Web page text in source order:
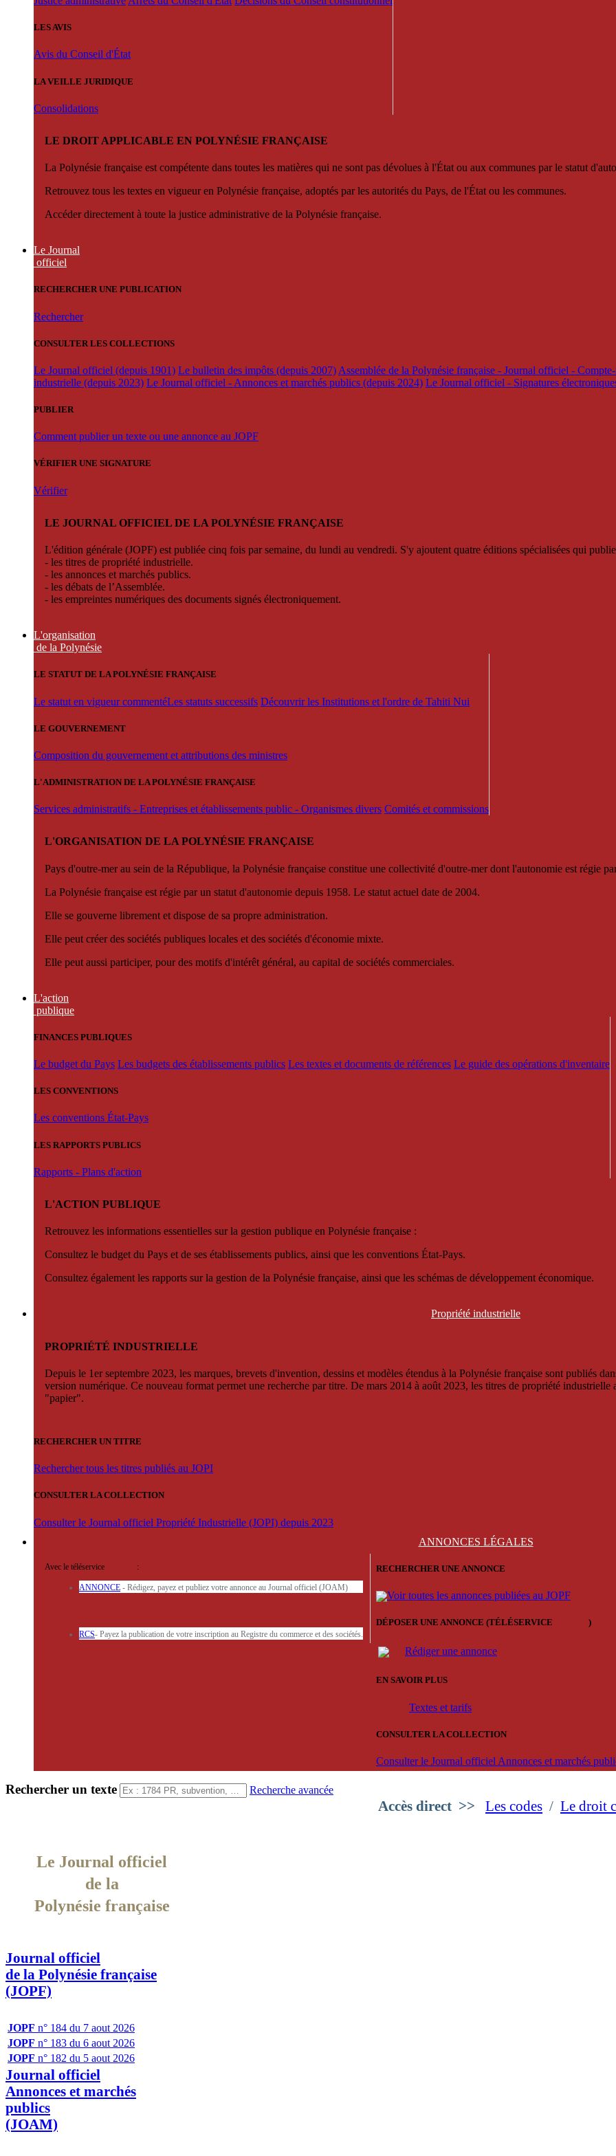
LES AVIS
Avis du Conseil d'État
LA VEILLE JURIDIQUE
Consolidations
LE DROIT APPLICABLE EN POLYNÉSIE FRANÇAISE
La Polynésie française est compétente dans toutes les matières qui ne sont pas dévolues à l'État ou aux communes par le statut
Retrouvez tous les textes en vigueur en Polynésie française, adoptés par les autorités du Pays, de l'État ou les communes.
Accéder directement à toute la justice administrative de la Polynésie française.
Le Journal
officiel
RECHERCHER UNE PUBLICATION
Rechercher
CONSULTER LES COLLECTIONS
Le Journal officiel (depuis 1901) Le bulletin des impôts (depuis 2007) Assemblée de la Polynésie française - Journal officiel -
industrielle (depuis 2023) Le Journal officiel - Annonces et marchés publics (depuis 2024) Le Journal officiel - Signatures
PUBLIER
Comment publier un texte ou une annonce au JOPF
VÉRIFIER UNE SIGNATURE
Vérifier
LE JOURNAL OFFICIEL DE LA POLYNÉSIE FRANÇAISE
L'édition générale (JOPF) est publiée cinq fois par semaine, du lundi au vendredi. S'y ajoutent quatre éditions spécialisées qui
- les titres de propriété industrielle.
- les annonces et marchés publics.
- les débats de l’Assemblée.
- les empreintes numériques des documents signés électroniquement.
L'organisation
de la Polynésie
LE STATUT DE LA POLYNÉSIE FRANÇAISE
Le statut en vigueur commentéLes statuts successifs Découvrir les Institutions et l'ordre de Tahiti Nui
LE GOUVERNEMENT
Composition du gouvernement et attributions des ministres
L'ADMINISTRATION DE LA POLYNÉSIE FRANÇAISE
Services administratifs - Entreprises et établissements public - Organismes divers Comités et commissions
L'ORGANISATION DE LA POLYNÉSIE FRANÇAISE
Pays d'outre-mer au sein de la République, la Polynésie française constitue une collectivité d'outre-mer dont l'autonomie est régie
La Polynésie française est régie par un statut d'autonomie depuis 1958. Le statut actuel date de 2004.
Elle se gouverne librement et dispose de sa propre administration.
Elle peut créer des sociétés publiques locales et des sociétés d'économie mixte.
Elle peut aussi participer, pour des motifs d'intérêt général, au capital de sociétés commerciales.
L'action
publique
FINANCES PUBLIQUES
Le budget du Pays Les budgets des établissements publics Les textes et documents de références Le guide des opérations d'inventaire
LES CONVENTIONS
Les conventions État-Pays
LES RAPPORTS PUBLICS
Rapports - Plans d'action
L'ACTION PUBLIQUE
Retrouvez les informations essentielles sur la gestion publique en Polynésie française :
Consultez le budget du Pays et de ses établissements publics, ainsi que les conventions État-Pays.
Consultez également les rapports sur la gestion de la Polynésie française, ainsi que les schémas de développement économique.
Propriété industrielle
PROPRIÉTÉ INDUSTRIELLE
Depuis le 1er septembre 2023, les marques, brevets d'invention, dessins et modèles étendus à la Polynésie française sont publiés
version numérique. Ce nouveau format permet une recherche par titre. De mars 2014 à août 2023, les titres de propriété
"papier".
RECHERCHER UN TITRE
Rechercher tous les titres publiés au JOPI
CONSULTER LA COLLECTION
Consulter le Journal officiel Propriété Industrielle (JOPI) depuis 2023
ANNONCES LÉGALES
Avec le téléservice :
ANNONCE - Rédigez, payez et publiez votre annonce au Journal officiel (JOAM)
RCS- Payez la publication de votre inscription au Registre du commerce et des sociétés.
RECHERCHER UNE ANNONCE
Voir toutes les annonces publiées au JOPF
DÉPOSER UNE ANNONCE (TÉLÉSERVICE )
Rédiger une annonce
EN SAVOIR PLUS
Textes et tarifs
CONSULTER LA COLLECTION
Consulter le Journal officiel Annonces et marchés
Rechercher un texte Recherche avancée
Accès direct >> Les codes / Le droit
Le Journal officiel
de la
Polynésie française
Journal officiel
de la Polynésie française
(JOPF)
JOPF n° 184 du 7 aout 2026
JOPF n° 183 du 6 aout 2026
JOPF n° 182 du 5 aout 2026
Journal officiel
Annonces et marchés
publics
(JOAM)